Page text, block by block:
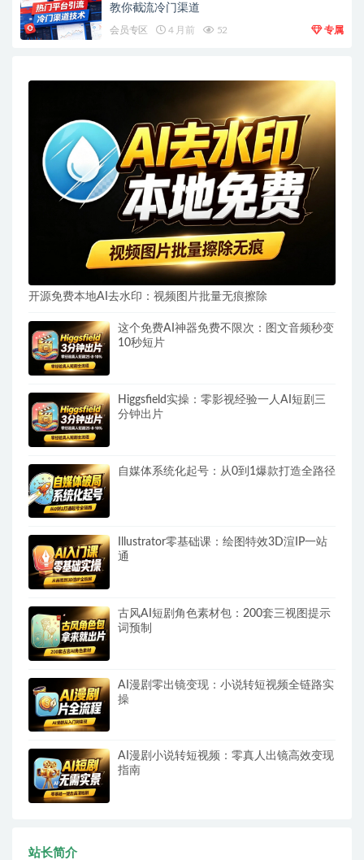
教你截流冷门渠道
会员专区 4 月前 52 专属
开源免费本地AI去水印：视频图片批量无痕擦除
这个免费AI神器免费不限次：图文音频秒变
10秒短片
Higgsfield实操：零影视经验一人AI短剧三
分钟出片
自媒体系统化起号：从0到1爆款打造全路径
Illustrator零基础课：绘图特效3D渲IP一站
通
古风AI短剧角色素材包：200套三视图提示
词预制
AI漫剧零出镜变现：小说转短视频全链路实
操
AI漫剧小说转短视频：零真人出镜高效变现
指南
站长简介